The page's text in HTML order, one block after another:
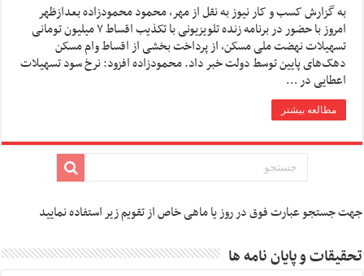
به گزارش کسب و کار نیوز به نقل از مهر، محمود محمودزاده بعدازظهر
امروز با حضور در برنامه زنده تلویزیونی با تکذیب اقساط ۷ میلیون تومانی
تسهیلات نهضت ملی مسکن، از پرداخت بخشی از اقساط وام مسکن
دهک‌های پایین توسط دولت خبر داد. محمودزاده افزود: نرخ سود تسهیلات
اعطایی در …
مطالعه بیشتر
جهت جستجو عبارت فوق در روز یا ماهی خاص از تقویم زیر استفاده نمایید
تحقیقات و پایان نامه ها